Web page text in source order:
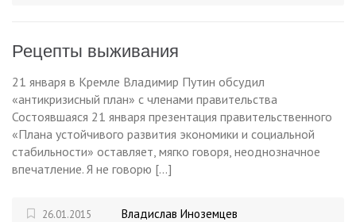
Рецепты выживания
21 января в Кремле Владимир Путин обсудил
«антикризисный план» с членами правительства
Состоявшаяся 21 января презентация правительственного
«Плана устойчивого развития экономики и социальной
стабильности» оставляет, мягко говоря, неоднозначное
впечатление. Я не говорю […]
26.01.2015 Владислав Иноземцев